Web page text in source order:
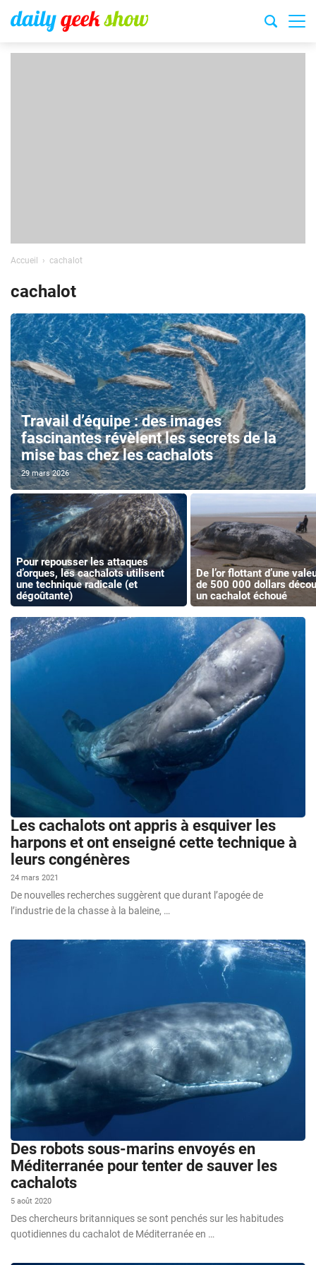
Accueil cachalot
cachalot
Travail d’équipe : des images
fascinantes révèlent les secrets de la
mise bas chez les cachalots
29 mars 2026
Pour repousser les attaques
d’orques, les cachalots utilisent
une technique radicale (et
dégoûtante)
De l’or flottant d’une
de 500 000 dollars
un cachalot échoué
Les cachalots ont appris à esquiver les
harpons et ont enseigné cette technique à
leurs congénères
24 mars 2021
De nouvelles recherches suggèrent que durant l’apogée de
l’industrie de la chasse à la baleine, …
Des robots sous-marins envoyés en
Méditerranée pour tenter de sauver les
cachalots
5 août 2020
Des chercheurs britanniques se sont penchés sur les habitudes
quotidiennes du cachalot de Méditerranée en …